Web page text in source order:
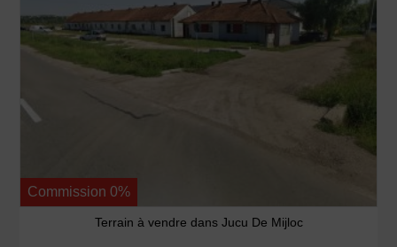
Commission 0%
Terrain à vendre dans Jucu De Mijloc